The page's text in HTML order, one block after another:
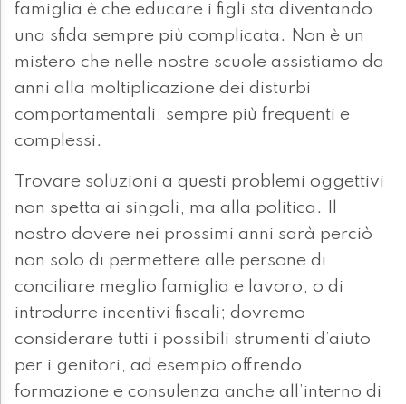
famiglia è che educare i figli sta diventando
una sfida sempre più complicata. Non è un
mistero che nelle nostre scuole assistiamo da
anni alla moltiplicazione dei disturbi
comportamentali, sempre più frequenti e
complessi.
Trovare soluzioni a questi problemi oggettivi
non spetta ai singoli, ma alla politica. Il
nostro dovere nei prossimi anni sarà perciò
non solo di permettere alle persone di
conciliare meglio famiglia e lavoro, o di
introdurre incentivi fiscali; dovremo
considerare tutti i possibili strumenti d’aiuto
per i genitori, ad esempio offrendo
formazione e consulenza anche all’interno di